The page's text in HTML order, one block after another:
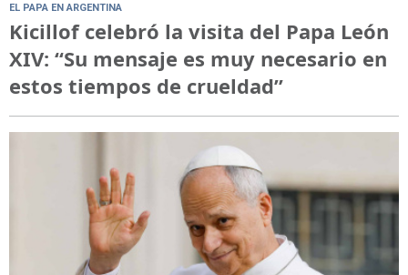
EL PAPA EN ARGENTINA
Kicillof celebró la visita del Papa León
XIV: “Su mensaje es muy necesario en
estos tiempos de crueldad”